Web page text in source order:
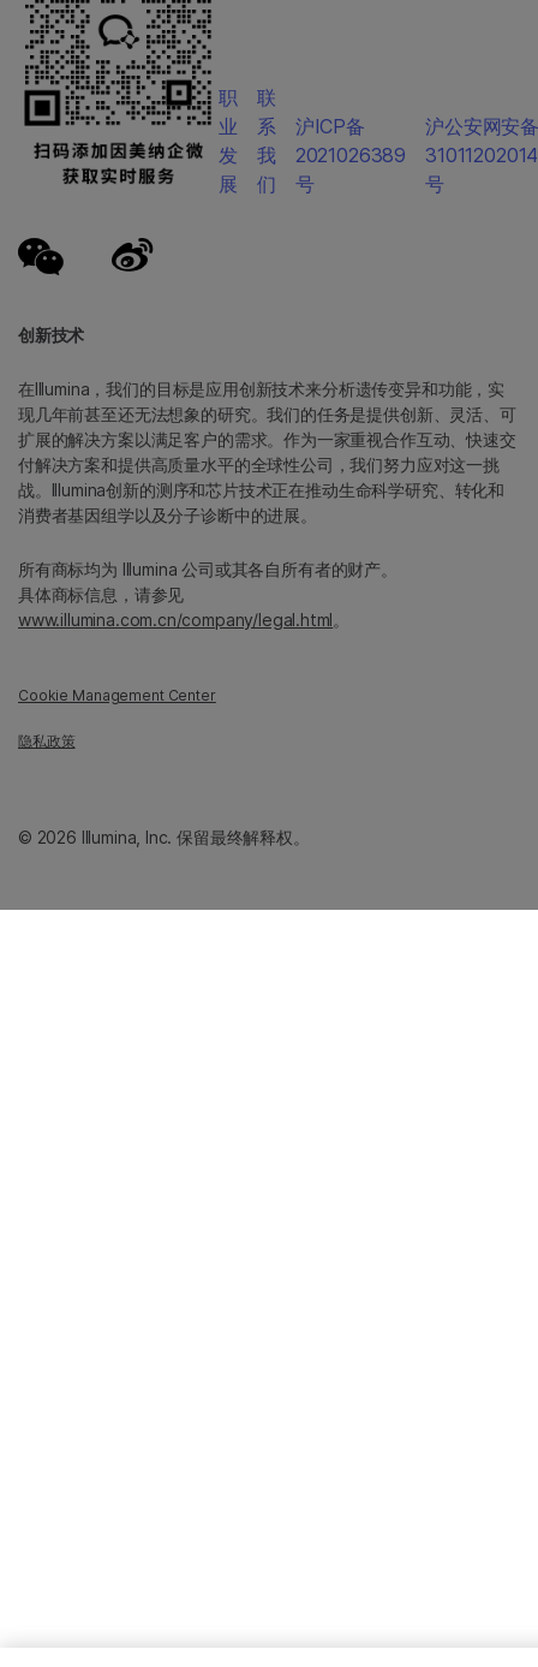
创新技术
在Illumina，我们的目标是应用创新技术来分析遗传变异和功能，实
现几年前甚至还无法想象的研究。我们的任务是提供创新、灵活、可
扩展的解决方案以满足客户的需求。作为一家重视合作互动、快速交
付解决方案和提供高质量水平的全球性公司，我们努力应对这一挑
战。Illumina创新的测序和芯片技术正在推动生命科学研究、转化和
消费者基因组学以及分子诊断中的进展。
所有商标均为 Illumina 公司或其各自所有者的财产。
具体商标信息，请参见
www.illumina.com.cn/company/legal.html。
Cookie Management Center
隐私政策
职
业
发
展
联
系
我
们
沪ICP备
2021026389
号
沪公安网安
号
© 2026 Illumina, Inc. 保留最终解释权。